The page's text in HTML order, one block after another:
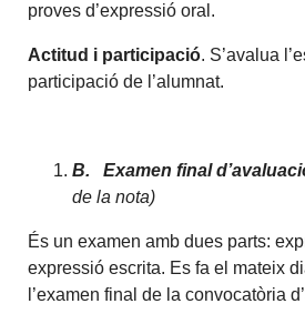
proves d’expressió oral.
Actitud i participació. S’avalua
participació de l’alumnat.
B.Examen final
de la nota)
És un examen amb dues parts:
expressió escrita. Es fa el mateix
l’examen final de la convocatòria